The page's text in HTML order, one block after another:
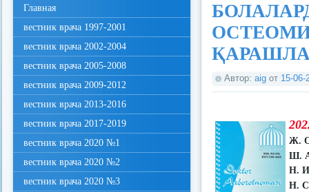
Автор: aig от 15-06-
Ж.
Ш.
Н.
Н.
Главная
вестник врача 1997-2001
вестник врача 2002-2004
вестник врача 2005-2008
вестник врача 2009-2012
вестник врача 2013-2016
вестник врача 2017-2019
вестник врача 2020 №1
вестник врача 2020 №2
вестник врача 2020 №3